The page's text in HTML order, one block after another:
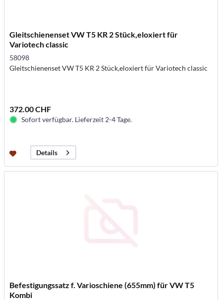
Gleitschienenset VW T5 KR 2 Stück,eloxiert für
Variotech classic
58098
Gleitschienenset VW T5 KR 2 Stück,eloxiert für Variotech classic
372.00 CHF
Sofort verfügbar. Lieferzeit 2-4 Tage.
Details
Befestigungssatz f. Varioschiene (655mm) für VW T5
Kombi